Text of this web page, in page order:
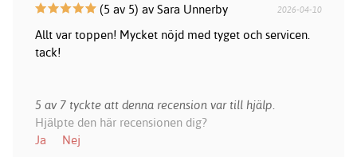
(5 av 5) av Sara Unnerby 2026-04-10
Allt var toppen! Mycket nöjd med tyget och servicen.
tack!
5 av 7 tyckte att denna recension var till hjälp.
Hjälpte den här recensionen dig?
Ja
Nej